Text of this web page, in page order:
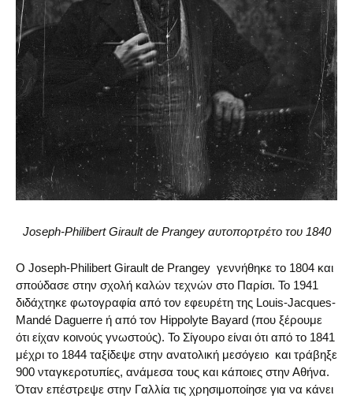
Joseph-Philibert Girault de Prangey αυτοπορτρέτο του 1840
Ο Joseph-Philibert Girault de Prangey γεννήθηκε το 1804 και
σπούδασε στην σχολή καλών τεχνών στο Παρίσι. Το 1941
διδάχτηκε φωτογραφία από τον εφευρέτη της Louis-Jacques-
Mandé Daguerre ή από τον Hippolyte Bayard (που ξέρουμε
ότι είχαν κοινούς γνωστούς). Το Σίγουρο είναι ότι από το 1841
μέχρι το 1844 ταξίδεψε στην ανατολική μεσόγειο και τράβηξε
900 νταγκεροτυπίες, ανάμεσα τους και κάποιες στην Αθήνα.
Όταν επέστρεψε στην Γαλλία τις χρησιμοποίησε για να κάνει